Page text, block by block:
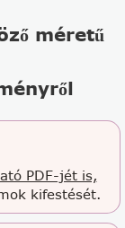
méretű
PDF-jét is,
kifestését.